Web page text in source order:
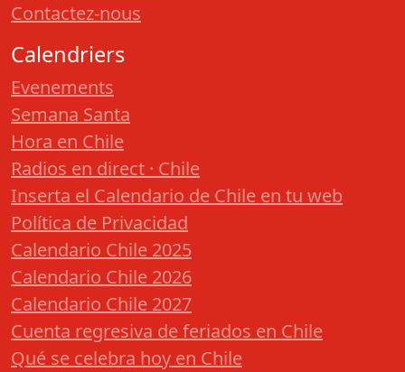
Contactez-nous
Calendriers
Evenements
Semana Santa
Hora en Chile
Radios en direct · Chile
Inserta el Calendario de Chile en tu web
Política de Privacidad
Calendario Chile 2025
Calendario Chile 2026
Calendario Chile 2027
Cuenta regresiva de feriados en Chile
Qué se celebra hoy en Chile